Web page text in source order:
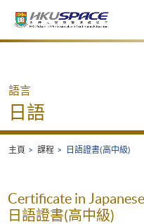
Main
語言
日語
主頁 課程 日語證書(高中級)
Certificate in
日語證書(高中級)